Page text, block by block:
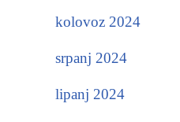
kolovoz 2024
srpanj 2024
lipanj 2024